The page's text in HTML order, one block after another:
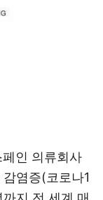
인 의류회사
염증(코로나1